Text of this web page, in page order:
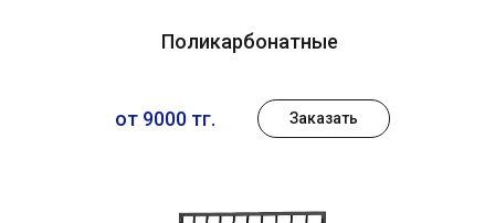
Поликарбонатные
от 9000 тг. Заказать